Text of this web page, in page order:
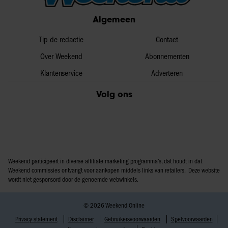
partners kunnen deze gegevens combineren met andere
informatie die u aan ze heeft verstrekt of die ze hebben
gaat akkoord met onze cookies als u onze website blijft
gebruiken.
Algemeen
Tip de redactie
Over Weekend
Klantenservice
Contact
Abonnementen
Adverteren
Volg ons
Weekend participeert in diverse affiliate marketing programma’s, dat houdt in dat
Weekend commissies ontvangt voor aankopen middels links van retailers. Deze website
wordt niet gesponsord door de genoemde webwinkels.
© 2026 Weekend Online
Privacy statement
Disclaimer Gebruikersvoorwaarden
Spelvoorwaarden